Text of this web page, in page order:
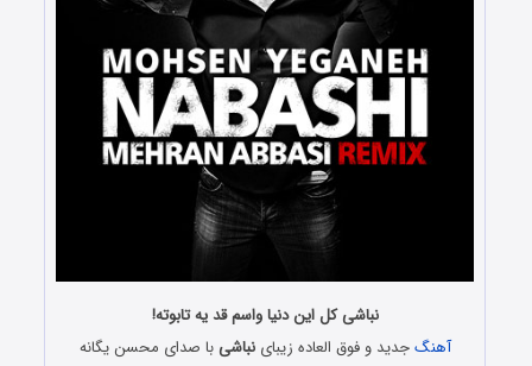
نباشی کل این دنیا واسم قد یه تابوته!
آهنگجدید و فوق العاده زیباینباشی با صدای محسن یگانه